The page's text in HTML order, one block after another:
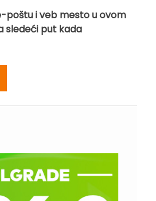
poštu i veb mesto u ovom
sledeći put kada